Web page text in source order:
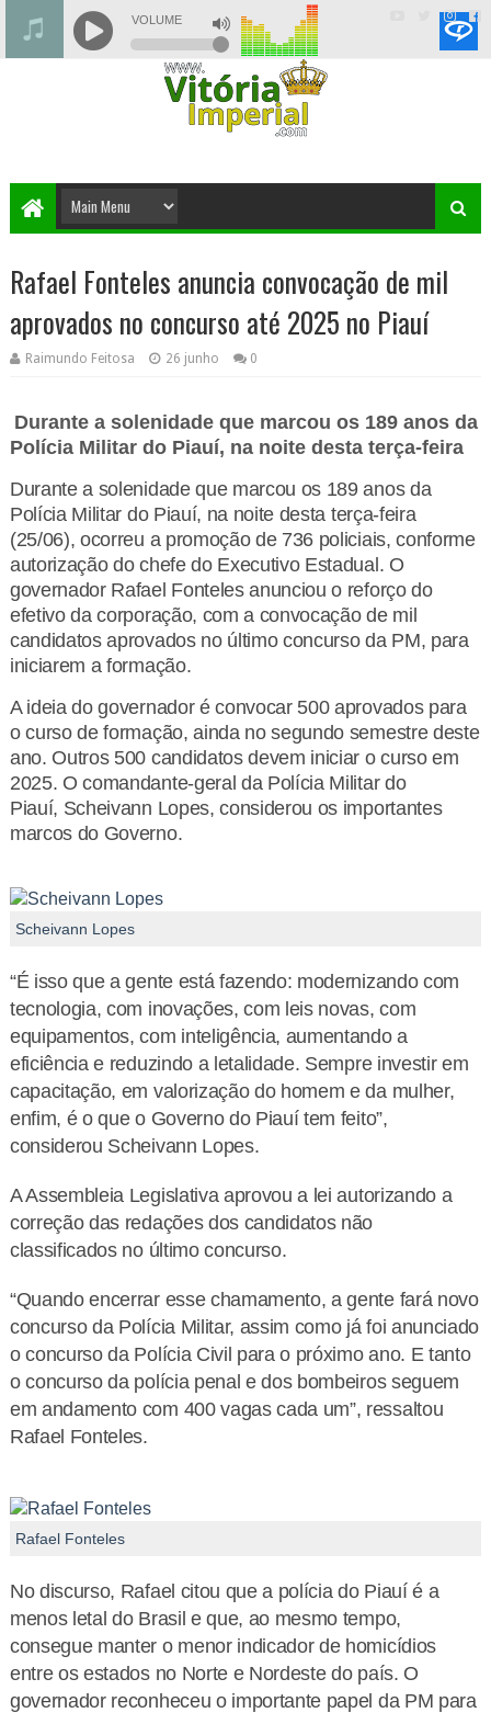
Rafael Fonteles anuncia convocação de mil
aprovados no concurso até 2025 no Piauí
Raimundo Feitosa 26 junho 0
Durante a solenidade que marcou os 189 anos da
Polícia Militar do Piauí, na noite desta terça-feira
Durante a solenidade que marcou os 189 anos da
Polícia Militar do Piauí, na noite desta terça-feira
(25/06), ocorreu a promoção de 736 policiais, conforme
autorização do chefe do Executivo Estadual. O
governador Rafael Fonteles anunciou o reforço do
efetivo da corporação, com a convocação de mil
candidatos aprovados no último concurso da PM, para
iniciarem a formação.
A ideia do governador é convocar 500 aprovados para
o curso de formação, ainda no segundo semestre deste
ano. Outros 500 candidatos devem iniciar o curso em
2025. O comandante-geral da Polícia Militar do
Piauí, Scheivann Lopes, considerou os importantes
marcos do Governo.
Scheivann Lopes
“É isso que a gente está fazendo: modernizando com
tecnologia, com inovações, com leis novas, com
equipamentos, com inteligência, aumentando a
eficiência e reduzindo a letalidade. Sempre investir em
capacitação, em valorização do homem e da mulher,
enfim, é o que o Governo do Piauí tem feito”,
considerou Scheivann Lopes.
A Assembleia Legislativa aprovou a lei autorizando a
correção das redações dos candidatos não
classificados no último concurso.
“Quando encerrar esse chamamento, a gente fará novo
concurso da Polícia Militar, assim como já foi anunciado
o concurso da Polícia Civil para o próximo ano. E tanto
o concurso da polícia penal e dos bombeiros seguem
em andamento com 400 vagas cada um”, ressaltou
Rafael Fonteles.
Rafael Fonteles
No discurso, Rafael citou que a polícia do Piauí é a
menos letal do Brasil e que, ao mesmo tempo,
consegue manter o menor indicador de homicídios
entre os estados no Norte e Nordeste do país. O
governador reconheceu o importante papel da PM para